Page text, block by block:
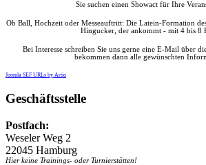
Sie suchen einen Showact für Ihre
Ob Ball, Hochzeit oder Messeauftritt: Die Latein-Formation
Hingucker, der ankommt - mit 4 bis 8
Bei Interesse schreiben Sie uns gerne eine E-Mail über
bekommen dann alle gewünschten
Joomla SEF URLs by Artio
Geschäftsstelle
Postfach:
Weseler Weg 2
22045 Hamburg
Hier keine Trainings- oder Turnierstätten!